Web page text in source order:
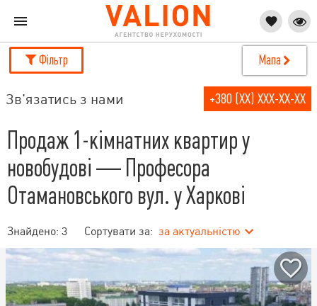
Фільтр Мапа
Зв'язатись з нами +380 (XX) XXX-XX-XX
Продаж 1-кімнатних квартир у
новобудові — Професора
Отамановського вул. у Харкові
Знайдено: 3 Сортувати за: за актуальністю